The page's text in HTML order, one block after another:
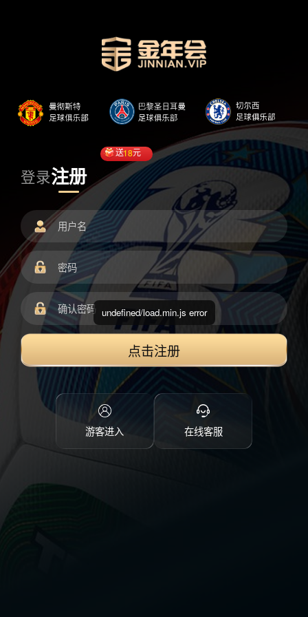
登录注册
送18元
点击注册
游客进入 在线客服
undefined/load.min.js error